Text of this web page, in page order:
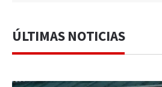
ÚLTIMAS NOTICIAS